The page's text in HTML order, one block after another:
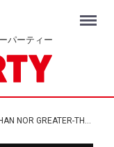
パーティー
Menu
NOR GREATER-THAN